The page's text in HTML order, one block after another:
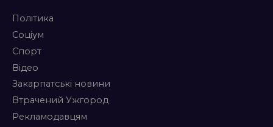
Політика
Соціум
Спорт
Відео
Закарпатські новини
Втрачений Ужгород
Рекламодавцям